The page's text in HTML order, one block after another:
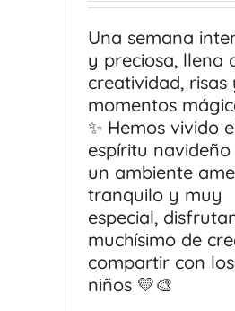
Una semana
y preciosa, llena
creatividad, risas
momentos
✨ Hemos vivido
espíritu navideño
un ambiente
tranquilo y muy
especial,
muchísimo de
compartir con los
niños 💛🎨